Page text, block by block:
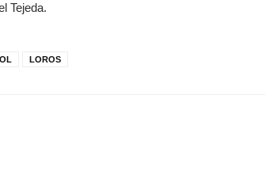
Tejeda.
LOROS